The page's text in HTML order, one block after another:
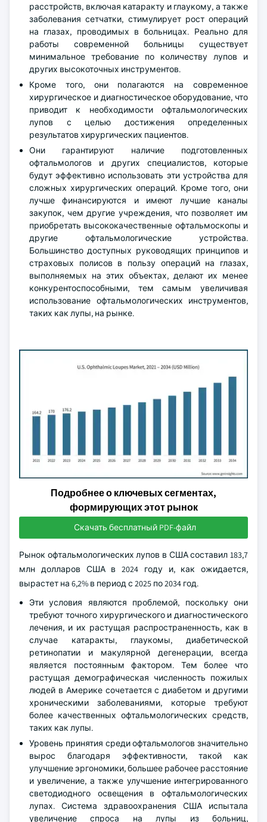
расстройств, включая катаракту и глаукому, а также
заболевания сетчатки, стимулирует рост операций
на глазах, проводимых в больницах. Реально для
работы современной больницы существует
минимальное требование по количеству лупов и
других высокоточных инструментов.
Кроме того, они полагаются на современное
хирургическое и диагностическое оборудование, что
приводит к необходимости офтальмологических
лупов с целью достижения определенных
результатов хирургических пациентов.
Они гарантируют наличие подготовленных
офтальмологов и других специалистов, которые
будут эффективно использовать эти устройства для
сложных хирургических операций. Кроме того, они
лучше финансируются и имеют лучшие каналы
закупок, чем другие учреждения, что позволяет им
приобретать высококачественные офтальмоскопы и
другие офтальмологические устройства.
Большинство доступных руководящих принципов и
страховых полисов в пользу операций на глазах,
выполняемых на этих объектах, делают их менее
конкурентоспособными, тем самым увеличивая
использование офтальмологических инструментов,
таких как лупы, на рынке.
Подробнее о ключевых сегментах,
формирующих этот рынок
Скачать бесплатный PDF-файл
Рынок офтальмологических лупов в США составил 183,7
млн долларов США в 2024 году и, как ожидается,
вырастет на 6,2% в период с 2025 по 2034 год.
Эти условия являются проблемой, поскольку они
требуют точного хирургического и диагностического
лечения, и их растущая распространенность, как в
случае катаракты, глаукомы, диабетической
ретинопатии и макулярной дегенерации, всегда
является постоянным фактором. Тем более что
растущая демографическая численность пожилых
людей в Америке сочетается с диабетом и другими
хроническими заболеваниями, которые требуют
более качественных офтальмологических средств,
таких как лупы.
Уровень принятия среди офтальмологов значительно
вырос благодаря эффективности, такой как
улучшение эргономики, большее рабочее расстояние
и увеличение, а также улучшение интегрированного
светодиодного освещения в офтальмологических
лупах. Система здравоохранения США испытала
увеличение спроса на лупы из больниц,